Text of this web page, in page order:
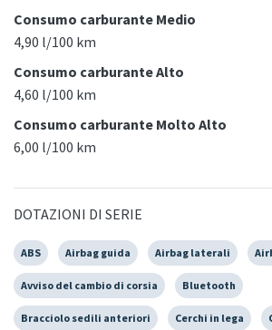
Consumo carburante Medio
4,90 l/100 km
Consumo carburante Alto
4,60 l/100 km
Consumo carburante Molto Alto
6,00 l/100 km
DOTAZIONI DI SERIE
ABS Airbag guida Airbag laterali
Avviso del cambio di corsia Bluetooth
Bracciolo sedili anteriori Cerchi in lega